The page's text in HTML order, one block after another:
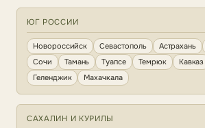
ЮГ РОССИИ
Новороссийск Севастополь Астрахань
Сочи
Тамань Туапсе Темрюк Кавказ
Геленджик
Махачкала
САХАЛИН И КУРИЛЫ